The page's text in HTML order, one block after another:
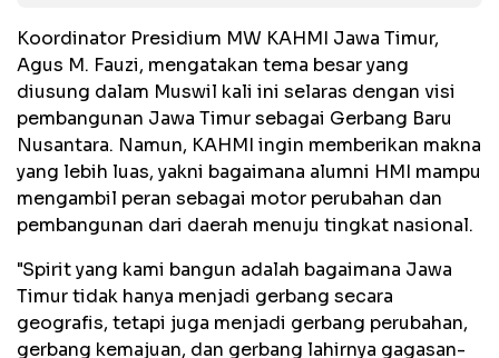
Koordinator Presidium MW KAHMI Jawa Timur,
Agus M. Fauzi, mengatakan tema besar yang
diusung dalam Muswil kali ini selaras dengan visi
pembangunan Jawa Timur sebagai Gerbang Baru
Nusantara. Namun, KAHMI ingin memberikan makna
yang lebih luas, yakni bagaimana alumni HMI mampu
mengambil peran sebagai motor perubahan dan
pembangunan dari daerah menuju tingkat nasional.
"Spirit yang kami bangun adalah bagaimana Jawa
Timur tidak hanya menjadi gerbang secara
geografis, tetapi juga menjadi gerbang perubahan,
gerbang kemajuan, dan gerbang lahirnya gagasan-